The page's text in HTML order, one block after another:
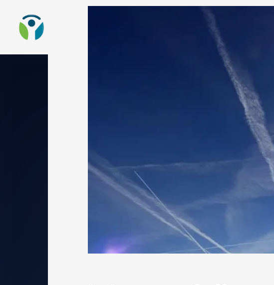
Zur Startseite